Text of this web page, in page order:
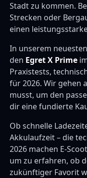
Stadt zu kommen.
Strecken oder
einen
In unserem
den Egret X Prime
Praxistests,
für 2026. Wir gehen
musst, um den
dir eine fundierte
Ob schnelle
Akkulaufzeit – die
2026 machen E-
um zu erfahren, ob
zukünftiger Favorit